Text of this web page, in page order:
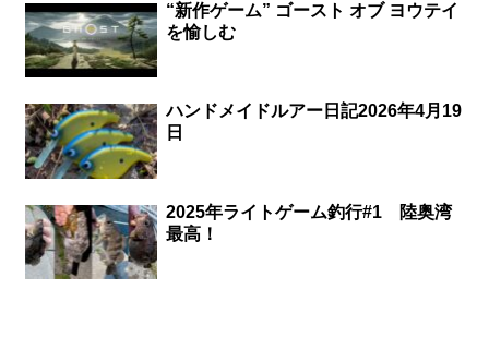
“新作ゲーム” ゴースト オブ ヨウテイ
を愉しむ
ハンドメイドルアー日記2026年4月19
日
2025年ライトゲーム釣行#1 陸奥湾
最高！